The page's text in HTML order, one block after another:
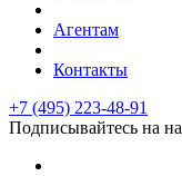
Агентам
Контакты
+7 (495) 223-48-91
Подписывайтесь на